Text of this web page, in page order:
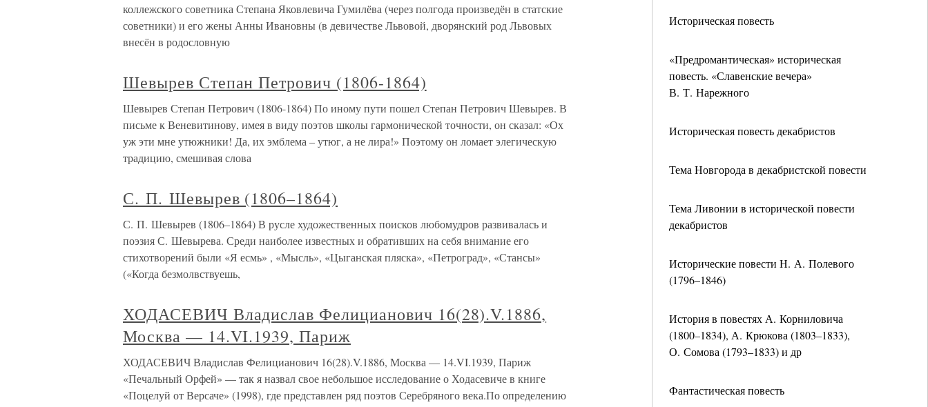
Историческая повесть
«Предромантическая» историческая
повесть. «Славенские вечера»
В. Т. Нарежного
Историческая повесть декабристов
Тема Новгорода в декабристской повести
Тема Ливонии в исторической повести
декабристов
Исторические повести Н. А. Полевого
(1796–1846)
История в повестях А. Корниловича
(1800–1834), А. Крюкова (1803–1833),
О. Сомова (1793–1833) и др
Фантастическая повесть
коллежского советника Степана Яковлевича Гумилёва (через полгода произведён в статские
советники) и его жены Анны Ивановны (в девичестве Львовой, дворянский род Львовых
внесён в родословную
Шевырев Степан Петрович (1806-1864)
Шевырев Степан Петрович (1806-1864) По иному пути пошел Степан Петрович Шевырев. В
письме к Веневитинову, имея в виду поэтов школы гармонической точности, он сказал: «Ох
уж эти мне утюжники! Да, их эмблема – утюг, а не лира!» Поэтому он ломает элегическую
традицию, смешивая слова
С. П. Шевырев (1806–1864)
С. П. Шевырев (1806–1864) В русле художественных поисков любомудров развивалась и
поэзия С. Шевырева. Среди наиболее известных и обративших на себя внимание его
стихотворений были «Я есмь» , «Мысль», «Цыганская пляска», «Петроград», «Стансы»
(«Когда безмолвствуешь,
ХОДАСЕВИЧ Владислав Фелицианович 16(28).V.1886,
Москва — 14.VI.1939, Париж
ХОДАСЕВИЧ Владислав Фелицианович 16(28).V.1886, Москва — 14.VI.1939, Париж
«Печальный Орфей» — так я назвал свое небольшое исследование о Ходасевиче в книге
«Поцелуй от Версаче» (1998), где представлен ряд поэтов Серебряного века.По определению